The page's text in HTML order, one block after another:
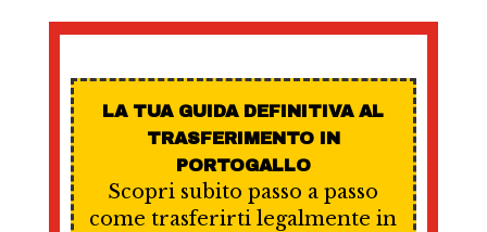
LA TUA GUIDA DEFINITIVA AL
TRASFERIMENTO IN
PORTOGALLO
Scopri subito passo a passo
come trasferirti legalmente in